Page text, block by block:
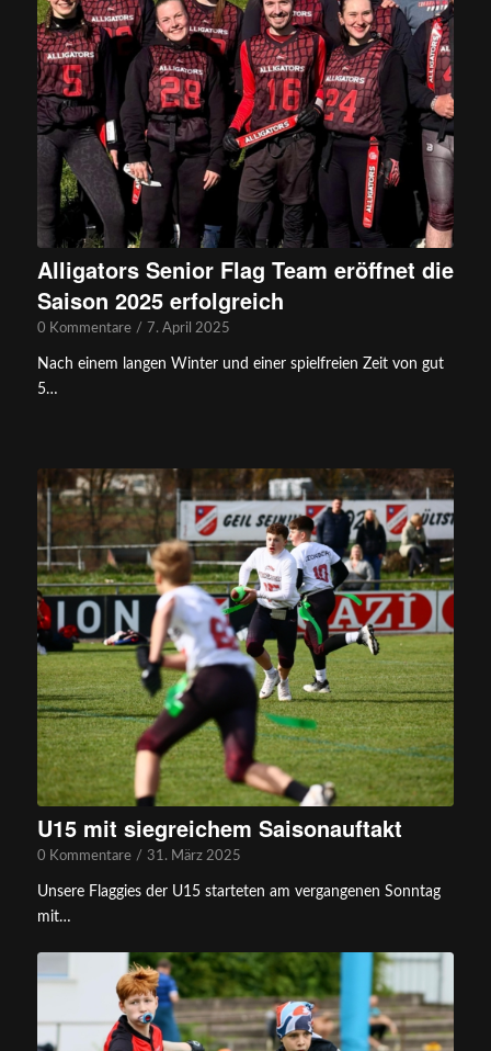
Alligators Senior Flag Team eröffnet die
Saison 2025 erfolgreich
0 Kommentare / 7. April 2025
Nach einem langen Winter und einer spielfreien Zeit von gut
5…
U15 mit siegreichem Saisonauftakt
0 Kommentare / 31. März 2025
Unsere Flaggies der U15 starteten am vergangenen Sonntag
mit…